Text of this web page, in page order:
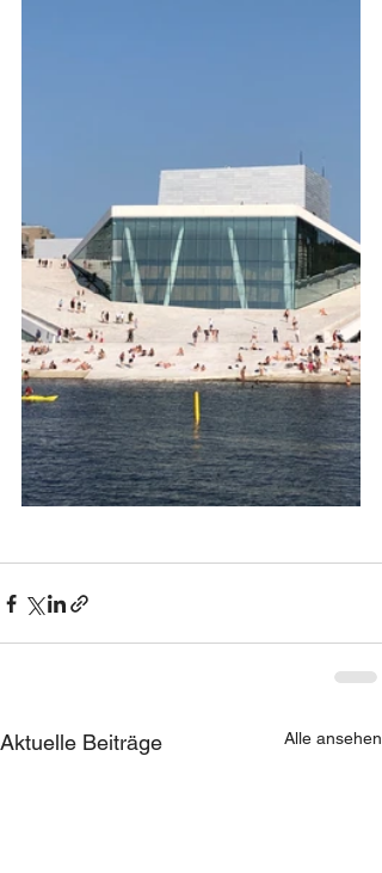
Aktuelle Beiträge Alle ansehen